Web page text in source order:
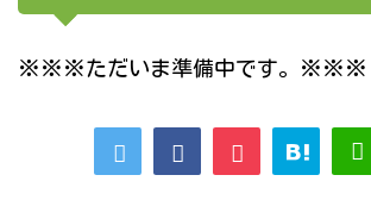
※※※ただいま準備中です。※※※